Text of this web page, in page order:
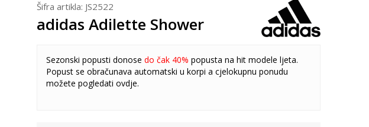
Šifra artikla: JS2522
adidas Adilette Shower
Sezonski popusti donose do čak 40% popusta na hit modele ljeta.
Popust se obračunava automatski u korpi a cjelokupnu ponudu
možete pogledati ovdje.